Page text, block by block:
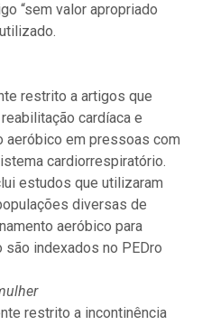
“sem valor apropriado
restrito a artigos que
cardíaca e
aeróbico em pressoas com
cardiorrespiratório.
estudos que utilizaram
diversas de
aeróbico para
indexados no PEDro
restrito a incontinência